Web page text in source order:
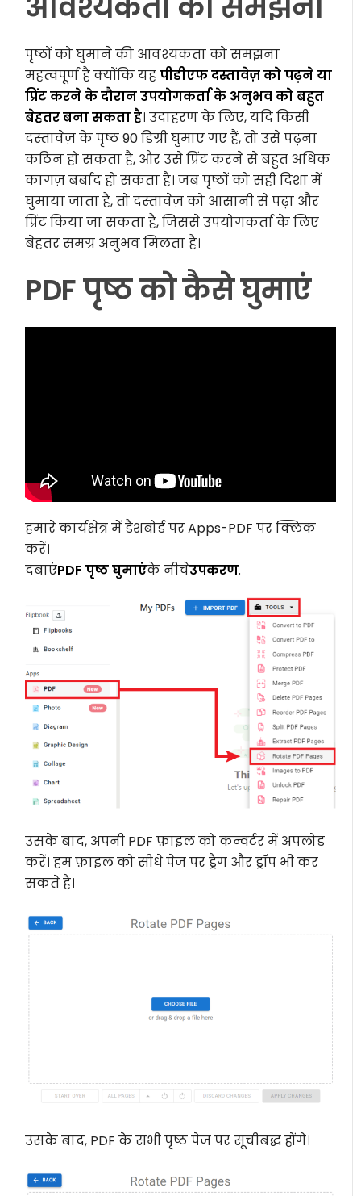
पृष्ठों को घुमाने की आवश्यकता को समझना
महत्वपूर्ण है क्योंकि यहपीडीएफ दस्तावेज़ को पढ़ने या
प्रिंट करने के दौरान उपयोगकर्ता के अनुभव को बहुत
बेहतर बना सकता है। उदाहरण के लिए, यदि किसी
दस्तावेज़ के पृष्ठ 90 डिग्री घुमाए गए हैं, तो उसे पढ़ना
कठिन हो सकता है, और उसे प्रिंट करने से बहुत अधिक
कागज़ बर्बाद हो सकता है। जब पृष्ठों को सही दिशा में
घुमाया जाता है, तो दस्तावेज़ को आसानी से पढ़ा और
प्रिंट किया जा सकता है, जिससे उपयोगकर्ता के लिए
बेहतर समग्र अनुभव मिलता है।
PDF पृष्ठ को कैसे घुमाएं
हमारे कार्यक्षेत्र में डैशबोर्ड पर Apps-PDF पर क्लिक
करें।
दबाएंPDF पृष्ठ घुमाएंके नीचेउपकरण.
उसके बाद, अपनी PDF फ़ाइल को कन्वर्टर में अपलोड
करें। हम फ़ाइल को सीधे पेज पर ड्रैग और ड्रॉप भी कर
सकते हैं।
उसके बाद, PDF के सभी पृष्ठ पेज पर सूचीबद्ध होंगे।